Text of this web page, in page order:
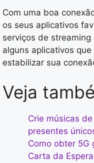
Com uma boa
os seus aplicativos
serviços de
alguns aplicativos
estabilizar sua
Veja
Crie músicas
presentes
Como obter 5G
Carta da